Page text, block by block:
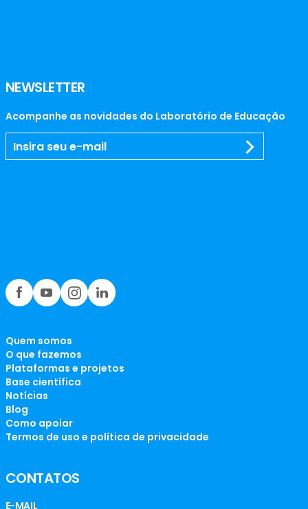
NEWSLETTER
Acompanhe as novidades do Laboratório de Educação
Quem somos
O que fazemos
Plataformas e projetos
Base científica
Notícias
Blog
Como apoiar
Termos de uso e política de privacidade
CONTATOS
E-MAIL